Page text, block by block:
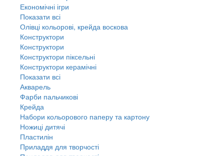
Економічні ігри
Показати всі
Олівці кольорові, крейда воскова
Конструктори
Конструктори
Конструктори піксельні
Конструктори керамічні
Показати всі
Акварель
Фарби пальчикові
Крейда
Набори кольорового паперу та картону
Ножиці дитячі
Пластилін
Приладдя для творчості